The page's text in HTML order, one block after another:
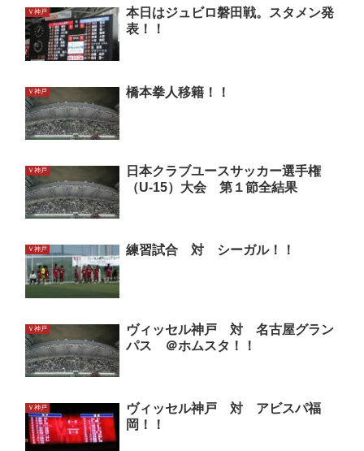
Ｖ神戸
本日はジュビロ磐田戦。スタメン発
表！！
Ｖ神戸 橋本拳人移籍！！
Ｖ神戸
日本クラブユースサッカー選手権
（U-15）大会 第１節全結果
Ｖ神戸 練習試合 対 シーガル！！
Ｖ神戸
ヴィッセル神戸 対 名古屋グラン
パス ＠ホムスタ！！
Ｖ神戸
ヴィッセル神戸 対 アビスパ福
岡！！